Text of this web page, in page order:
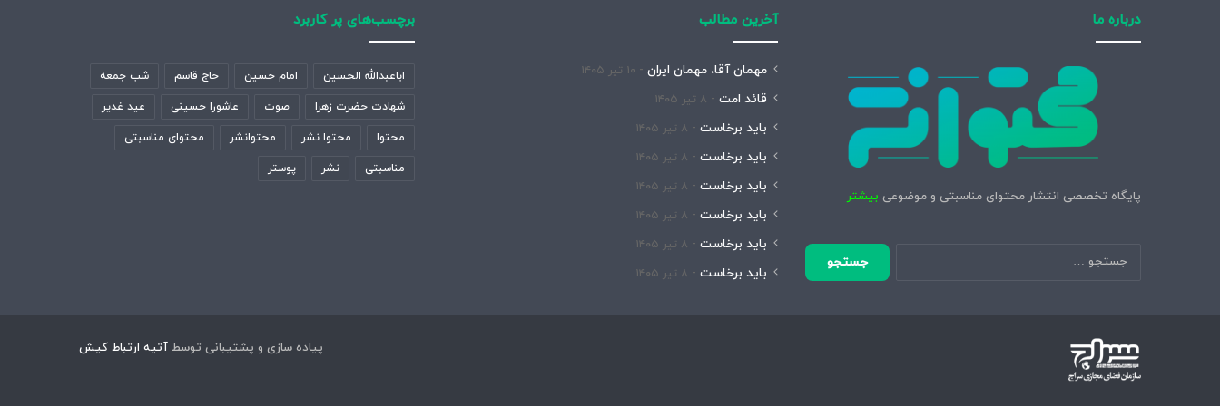
درباره ما
پایگاه تخصصی انتشار محتوای مناسبتی و موضوعی بیشتر
جستجو
برای:
آخرین مطالب
مهمان آقا، مهمان ایران ۱۰ تیر ۱۴۰۵
قائد امت ۸ تیر ۱۴۰۵
باید برخاست ۸ تیر ۱۴۰۵
باید برخاست ۸ تیر ۱۴۰۵
باید برخاست ۸ تیر ۱۴۰۵
باید برخاست ۸ تیر ۱۴۰۵
باید برخاست ۸ تیر ۱۴۰۵
باید برخاست ۸ تیر ۱۴۰۵
برچسب‌های پر کاربرد
اباعبدالله الحسین امام حسین حاج قاسم شب جمعه
شهادت حضرت زهرا صوت عاشورا حسینی عید غدیر
محتوا محتوا نشر محتوانشر محتوای مناسبتی
مناسبتی نشر پوستر
پیاده سازی و پشتیبانی توسط آتیه ارتباط کیش